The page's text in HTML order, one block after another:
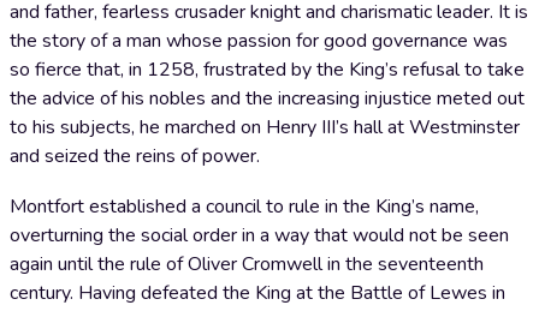
and father, fearless crusader knight and charismatic leader. It is
the story of a man whose passion for good governance was
so fierce that, in 1258, frustrated by the King’s refusal to take
the advice of his nobles and the increasing injustice meted out
to his subjects, he marched on Henry III’s hall at Westminster
and seized the reins of power.
Montfort established a council to rule in the King’s name,
overturning the social order in a way that would not be seen
again until the rule of Oliver Cromwell in the seventeenth
century. Having defeated the King at the Battle of Lewes in